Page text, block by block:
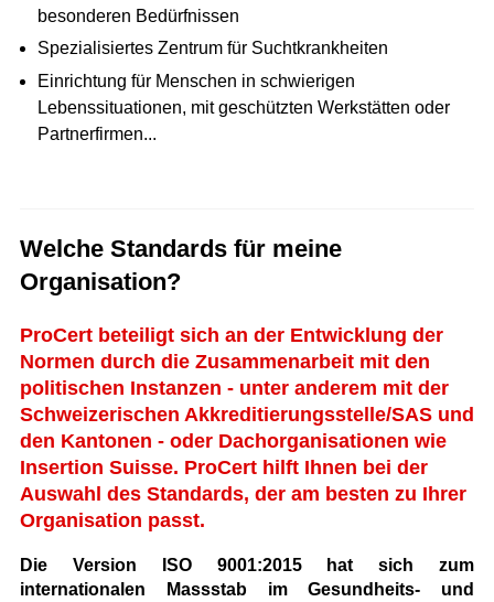
besonderen Bedürfnissen
Spezialisiertes Zentrum für Suchtkrankheiten
Einrichtung für Menschen in schwierigen
Lebenssituationen, mit geschützten Werkstätten oder
Partnerfirmen...
Welche Standards für meine
Organisation?
ProCert beteiligt sich an der Entwicklung der
Normen durch die Zusammenarbeit mit den
politischen Instanzen - unter anderem mit der
Schweizerischen Akkreditierungsstelle/SAS und
den Kantonen - oder Dachorganisationen wie
Insertion Suisse. ProCert hilft Ihnen bei der
Auswahl des Standards, der am besten zu Ihrer
Organisation passt.
Die Version ISO 9001:2015 hat sich zum
internationalen Massstab im Gesundheits- und